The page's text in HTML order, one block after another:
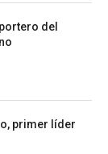
del
primer líder